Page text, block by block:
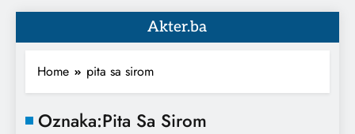
Akter.ba
Home pita sa sirom
Oznaka:Pita Sa Sirom